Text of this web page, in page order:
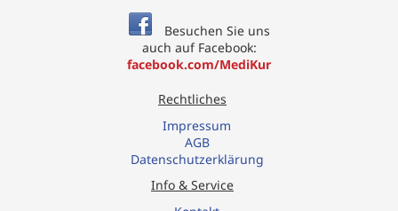
Besuchen Sie uns
auch auf Facebook:
facebook.com/MediKur
Rechtliches
Impressum
AGB
Datenschutzerklärung
Info & Service